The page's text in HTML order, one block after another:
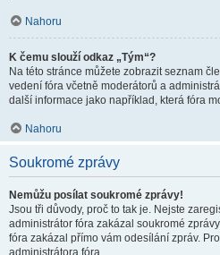
Nahoru
K čemu slouží odkaz „Tým“?
Na této stránce můžete zobrazit seznam
vedení fóra včetně moderátorů a
další informace jako například, která fóra
Nahoru
Soukromé zprávy
Nemůžu posílat soukromé zprávy!
Jsou tři důvody, proč to tak je. Nejste
administrátor fóra zakázal soukromé
fóra zakázal přímo vám odesílání zpráv.
administrátora fóra.